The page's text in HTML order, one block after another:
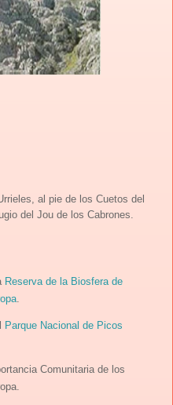
al pie de los Cuetos del
del Jou de los Cabrones.
Reserva de la Biosfera de
.
Parque Nacional de Picos
Comunitaria de los